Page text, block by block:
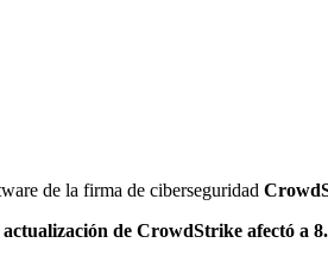
de la firma de ciberseguridad
actualización de CrowdStrike afectó a